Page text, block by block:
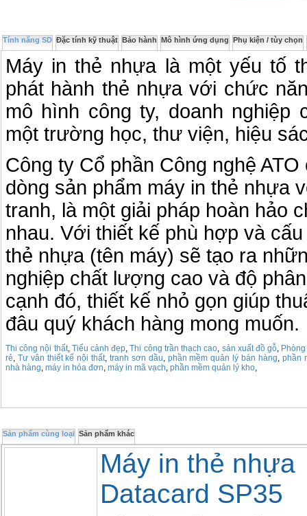
Tính năng SD Đặc tính kỹ thuật Bảo hành Mô hình ứng dụng Phụ kiện / tùy chọn
Máy in thẻ nhựa là một yếu tố
phát hành thẻ nhựa với chức
mô hình công ty, doanh nghiệp
một trường học, thư viện, hiệu
Công ty Cổ phần Công nghệ
dòng sản phẩm máy in thẻ nhựa
tranh, là một giải pháp hoàn hảo
nhau. Với thiết kế phù hợp và
thẻ nhựa (tên máy) sẽ tạo ra
nghiệp chất lượng cao và độ
cạnh đó, thiết kế nhỏ gọn giúp
đâu quý khách hàng mong muốn.
Thi công nội thất, Tiểu cảnh đẹp,Thi công trần thạch cao, sản xuất đồ gỗ,
rẻ, Tư vân thiết kế nội thất, tranh sơn dầu, phần mềm quản lý bán hàng, phần
nhà hàng, máy in hóa đơn, máy in mã vạch, phần mềm quản lý kho,
Sản phẩm cùng loại Sản phẩm khác
Máy in thẻ nhựa
Datacard SP35